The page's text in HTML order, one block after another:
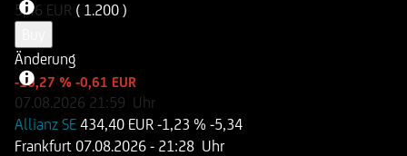
5,46 EUR ( 1.200 )
Änderung
-10,27 % -0,61 EUR
07.08.2026 21:59 Uhr
Allianz SE 434,40 EUR -1,23 % -5,34
Frankfurt 07.08.2026 - 21:28 Uhr